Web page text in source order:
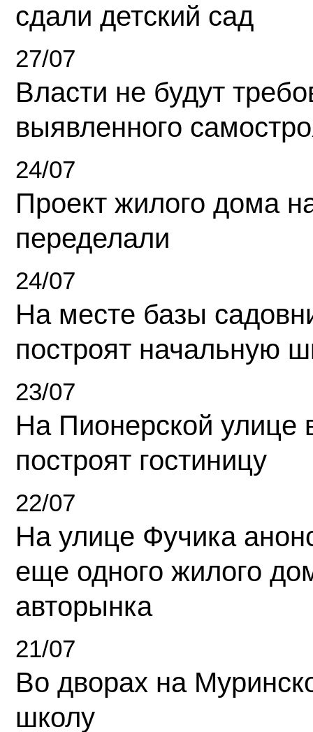
сдали детский сад
27/07
Власти не будут
выявленного
24/07
Проект жилого дома
переделали
24/07
На месте базы
построят начальную
23/07
На Пионерской улице
построят гостиницу
22/07
На улице Фучика
еще одного жилого
авторынка
21/07
Во дворах на
школу